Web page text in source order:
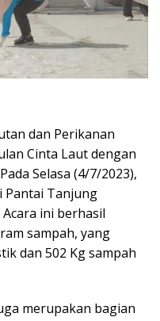
dan Perikanan
Cinta Laut dengan
Selasa (4/7/2023),
Pantai Tanjung
ini berhasil
sampah, yang
dan 502 Kg sampah
merupakan bagian